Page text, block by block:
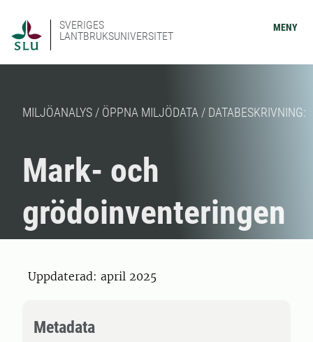
SVERIGES
LANTBRUKSUNIVERSITET
MENY
MILJÖANALYS / ÖPPNA MILJÖDATA / DATABESKRIVNING:
Mark- och
grödoinventeringen
Uppdaterad: april 2025
Metadata